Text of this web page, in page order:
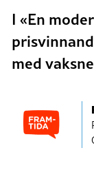
I «En
med